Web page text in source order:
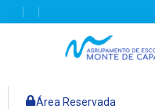
Área Reservada